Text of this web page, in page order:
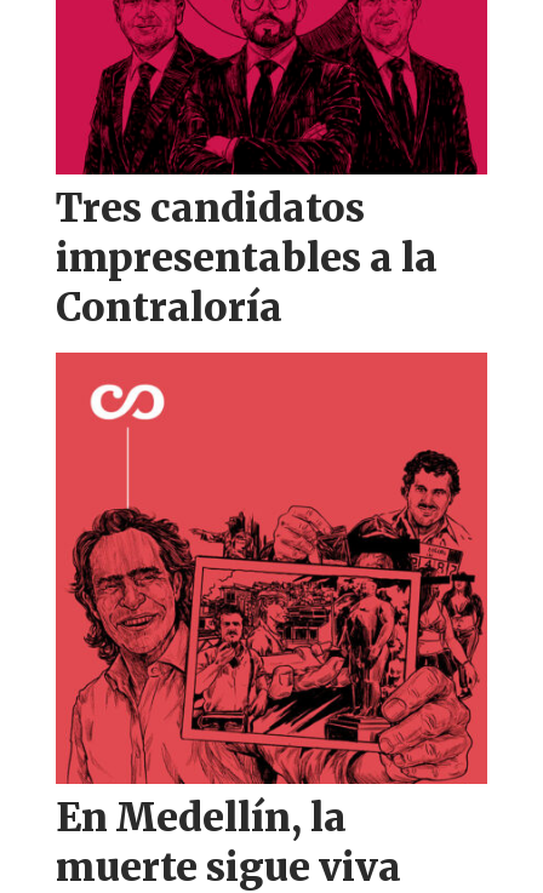
Tres candidatos
impresentables a la
Contraloría
En Medellín, la
muerte sigue viva